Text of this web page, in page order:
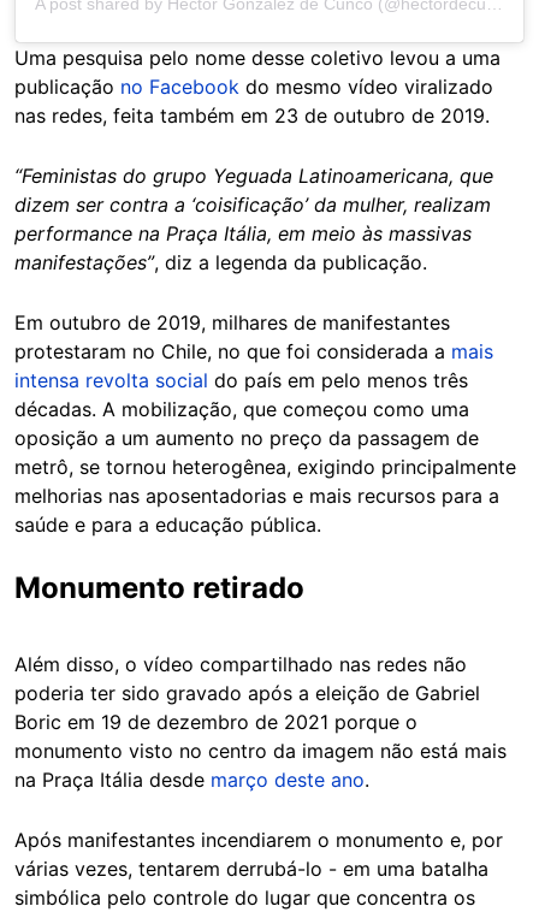
A post shared by Héctor González de Cunco (@hectordecunco)
Uma pesquisa pelo nome desse coletivo levou a uma
publicação no Facebook do mesmo vídeo viralizado
nas redes, feita também em 23 de outubro de 2019.
“Feministas do grupo Yeguada Latinoamericana, que
dizem ser contra a ‘coisificação’ da mulher, realizam
performance na Praça Itália, em meio às massivas
manifestações”, diz a legenda da publicação.
Em outubro de 2019, milhares de manifestantes
protestaram no Chile, no que foi considerada a mais
intensa revolta social do país em pelo menos três
décadas. A mobilização, que começou como uma
oposição a um aumento no preço da passagem de
metrô, se tornou heterogênea, exigindo principalmente
melhorias nas aposentadorias e mais recursos para a
saúde e para a educação pública.
Monumento retirado
Além disso, o vídeo compartilhado nas redes não
poderia ter sido gravado após a eleição de Gabriel
Boric em 19 de dezembro de 2021 porque o
monumento visto no centro da imagem não está mais
na Praça Itália desde março deste ano.
Após manifestantes incendiarem o monumento e, por
várias vezes, tentarem derrubá-lo - em uma batalha
simbólica pelo controle do lugar que concentra os